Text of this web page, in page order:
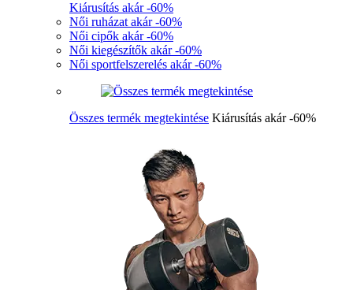
Kiárusítás akár -60%
Női ruházat akár -60%
Női cipők akár -60%
Női kiegészítők akár -60%
Női sportfelszerelés akár -60%
Összes termék megtekintése Kiárusítás akár -60%